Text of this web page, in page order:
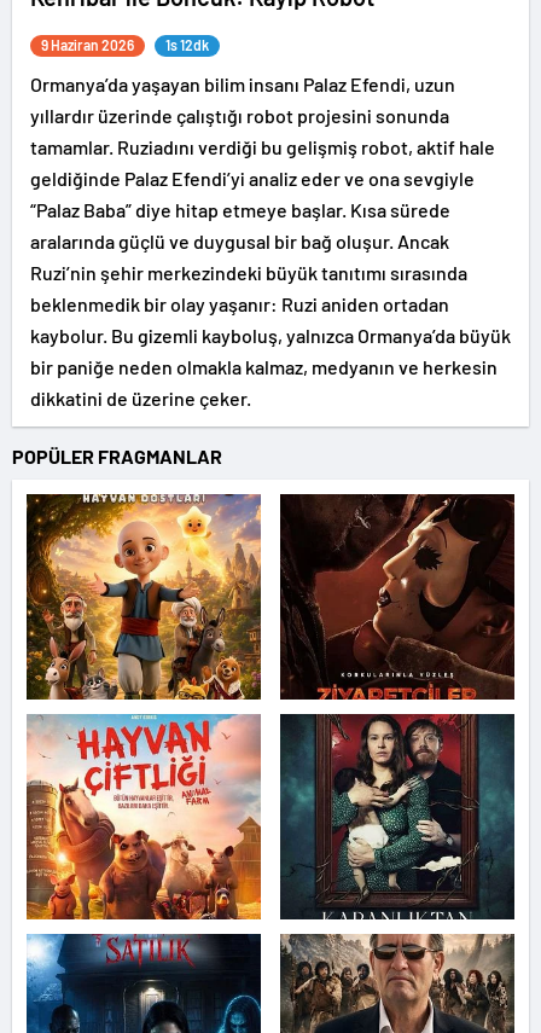
9 Haziran 2026 1s 12dk
Ormanya’da yaşayan bilim insanı Palaz Efendi, uzun
yıllardır üzerinde çalıştığı robot projesini sonunda
tamamlar. Ruziadını verdiği bu gelişmiş robot, aktif hale
geldiğinde Palaz Efendi’yi analiz eder ve ona sevgiyle
“Palaz Baba” diye hitap etmeye başlar. Kısa sürede
aralarında güçlü ve duygusal bir bağ oluşur. Ancak
Ruzi’nin şehir merkezindeki büyük tanıtımı sırasında
beklenmedik bir olay yaşanır: Ruzi aniden ortadan
kaybolur. Bu gizemli kayboluş, yalnızca Ormanya’da büyük
bir paniğe neden olmakla kalmaz, medyanın ve herkesin
dikkatini de üzerine çeker.
POPÜLER FRAGMANLAR